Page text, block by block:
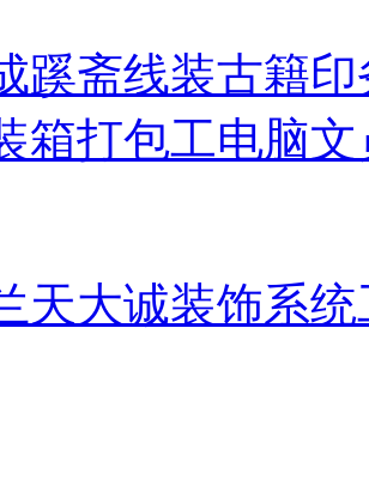
蹊斋线装古籍
箱打包工电脑文
天大诚装饰系